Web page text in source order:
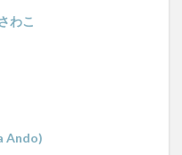
わこ
Ando)